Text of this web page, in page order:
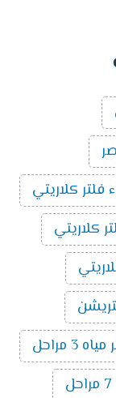
فلتر كلاريتي
كلاريتي
3 مراحل